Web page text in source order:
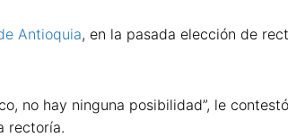
Antioquia, en la pasada elección de
no hay ninguna posibilidad”, le
rectoría.